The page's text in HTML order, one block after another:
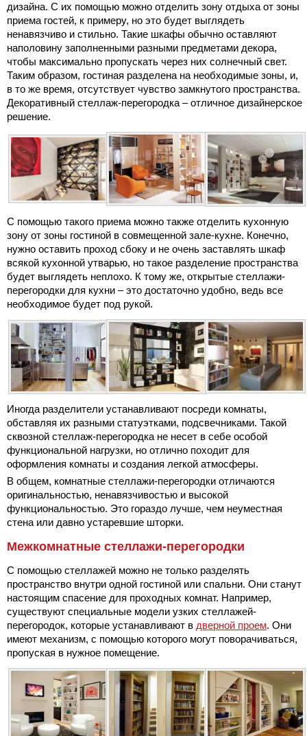
дизайна. С их помощью можно отделить зону отдыха от зоны
приема гостей, к примеру, но это будет выглядеть
ненавязчиво и стильно. Такие шкафы обычно оставляют
наполовину заполненными разными предметами декора,
чтобы максимально пропускать через них солнечный свет.
Таким образом, гостиная разделена на необходимые зоны, и,
в то же время, отсутствует чувство замкнутого пространства.
Декоративный стеллаж-перегородка – отличное дизайнерское
решение.
С помощью такого приема можно также отделить кухонную
зону от зоны гостиной в совмещенной зале-кухне. Конечно,
нужно оставить проход сбоку и не очень заставлять шкаф
всякой кухонной утварью, но такое разделение пространства
будет выглядеть неплохо. К тому же, открытые стеллажи-
перегородки для кухни – это достаточно удобно, ведь все
необходимое будет под рукой.
Иногда разделители устанавливают посреди комнаты,
обставляя их разными статуэтками, подсвечниками. Такой
сквозной стеллаж-перегородка не несет в себе особой
функциональной нагрузки, но отлично походит для
оформления комнаты и создания легкой атмосферы.
В общем, комнатные стеллажи-перегородки отличаются
оригинальностью, ненавязчивостью и высокой
функциональностью. Это гораздо лучше, чем неуместная
стена или давно устаревшие шторки.
Межкомнатные стеллажи-перегородки
С помощью стеллажей можно не только разделять
пространство внутри одной гостиной или спальни. Они станут
настоящим спасение для проходных комнат. Например,
существуют специальные модели узких стеллажей-
перегородок, которые устанавливают в дверной проем. Они
имеют механизм, с помощью которого могут поворачиваться,
пропуская в нужное помещение.